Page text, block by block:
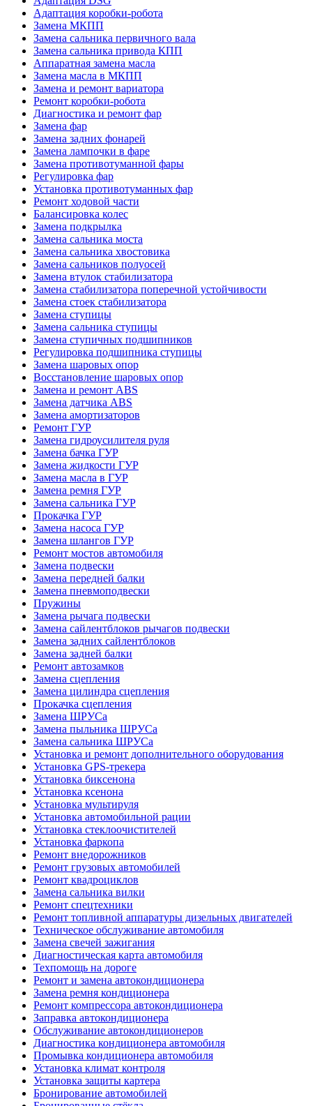
Адаптация коробки-робота
Замена МКПП
Замена сальника первичного вала
Замена сальника привода КПП
Аппаратная замена масла
Замена масла в МКПП
Замена и ремонт вариатора
Ремонт коробки-робота
Диагностика и ремонт фар
Замена фар
Замена задних фонарей
Замена лампочки в фаре
Замена противотуманной фары
Регулировка фар
Установка противотуманных фар
Ремонт ходовой части
Балансировка колес
Замена подкрылка
Замена сальника моста
Замена сальника хвостовика
Замена сальников полуосей
Замена втулок стабилизатора
Замена стабилизатора поперечной устойчивости
Замена стоек стабилизатора
Замена ступицы
Замена сальника ступицы
Замена ступичных подшипников
Регулировка подшипника ступицы
Замена шаровых опор
Восстановление шаровых опор
Замена и ремонт ABS
Замена датчика ABS
Замена амортизаторов
Ремонт ГУР
Замена гидроусилителя руля
Замена бачка ГУР
Замена жидкости ГУР
Замена масла в ГУР
Замена ремня ГУР
Замена сальника ГУР
Прокачка ГУР
Замена насоса ГУР
Замена шлангов ГУР
Ремонт мостов автомобиля
Замена подвески
Замена передней балки
Замена пневмоподвески
Пружины
Замена рычага подвески
Замена сайлентблоков рычагов подвески
Замена задних сайлентблоков
Замена задней балки
Ремонт автозамков
Замена сцепления
Замена цилиндра сцепления
Прокачка сцепления
Замена ШРУСа
Замена пыльника ШРУСа
Замена сальника ШРУСа
Установка и ремонт дополнительного оборудования
Установка GPS-трекера
Установка биксенона
Установка ксенона
Установка мультируля
Установка автомобильной рации
Установка стеклоочистителей
Установка фаркопа
Ремонт внедорожников
Ремонт грузовых автомобилей
Ремонт квадроциклов
Замена сальника вилки
Ремонт спецтехники
Ремонт топливной аппаратуры дизельных двигателей
Техническое обслуживание автомобиля
Замена свечей зажигания
Диагностическая карта автомобиля
Техпомощь на дороге
Ремонт и замена автокондиционера
Замена ремня кондиционера
Ремонт компрессора автокондиционера
Заправка автокондиционера
Обслуживание автокондиционеров
Диагностика кондиционера автомобиля
Промывка кондиционера автомобиля
Установка климат контроля
Установка защиты картера
Бронирование автомобилей